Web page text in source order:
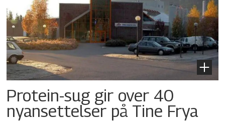
Protein-sug gir over 40
nyansettelser på Tine Frya